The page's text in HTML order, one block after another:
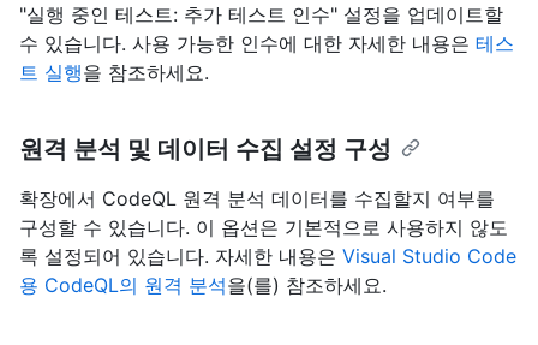
"실행 중인 테스트: 추가 테스트 인수" 설정을 업데이트할
수 있습니다. 사용 가능한 인수에 대한 자세한 내용은 테스
트 실행을 참조하세요.
원격 분석 및 데이터 수집 설정 구성
확장에서 CodeQL 원격 분석 데이터를 수집할지 여부를
구성할 수 있습니다. 이 옵션은 기본적으로 사용하지 않도
록 설정되어 있습니다. 자세한 내용은 Visual Studio Code
용 CodeQL의 원격 분석을(를) 참조하세요.